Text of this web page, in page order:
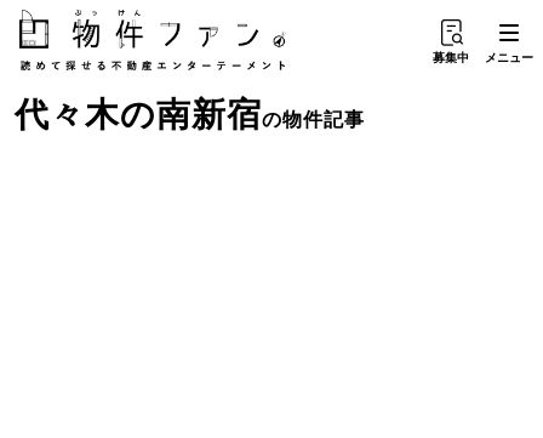
募集中 メニュー
代々木の南新宿の物件記事